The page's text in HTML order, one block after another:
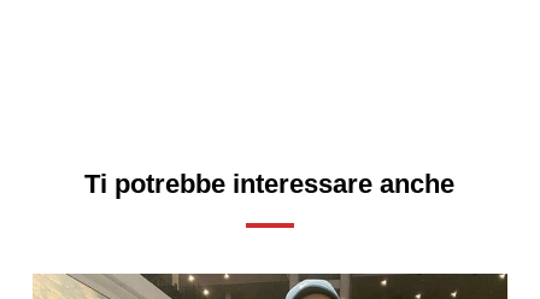
Ti potrebbe interessare anche